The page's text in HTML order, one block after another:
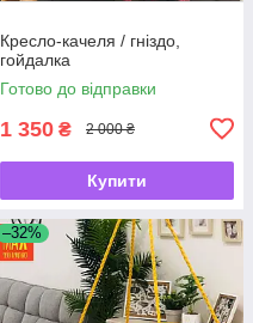
Кресло-качеля / гніздо,
гойдалка
Готово до відправки
1 350 ₴ 2 000 ₴
Купити
–32%